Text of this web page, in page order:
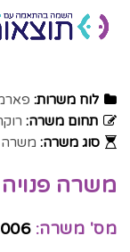
לוח משרות:
תחום משרה:
סוג משרה:
משרה
מס' משרה: 43006